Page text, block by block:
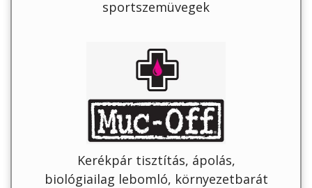
sportszemüvegek
Kerékpár tisztítás, ápolás,
biológiailag lebomló, környezetbarát